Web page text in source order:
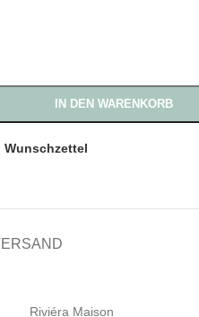
IN DEN WARENKORB
Wunschzettel
Riviéra Maison